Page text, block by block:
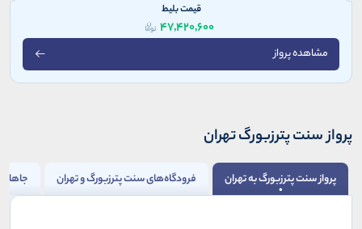
قیمت بلیط
47,420,600
مشاهده پرواز
پرواز سنت پترزبورگ تهران
پرواز سنت پترزبورگ به تهران فرودگاه‌های سنت پترزبورگ و تهران جاهای